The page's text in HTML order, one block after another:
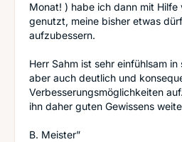
Monat! ) habe ich dann mit Hilfe
genutzt, meine bisher etwas
aufzubessern.
Herr Sahm ist sehr einfühlsam
aber auch deutlich und
Verbesserungsmöglichkeiten
ihn daher guten Gewissens
B. Meister”